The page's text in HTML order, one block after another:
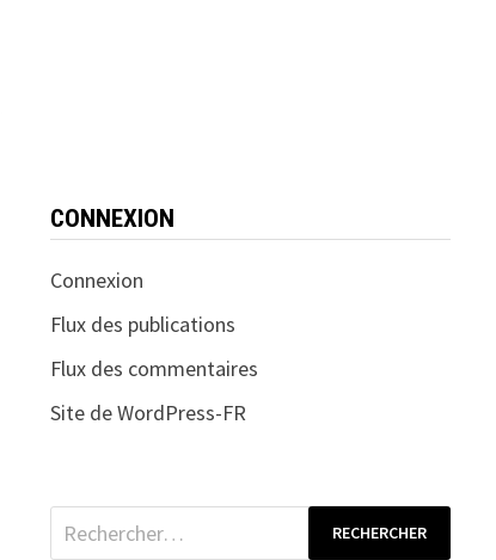
CONNEXION
Connexion
Flux des publications
Flux des commentaires
Site de WordPress-FR
Rechercher :